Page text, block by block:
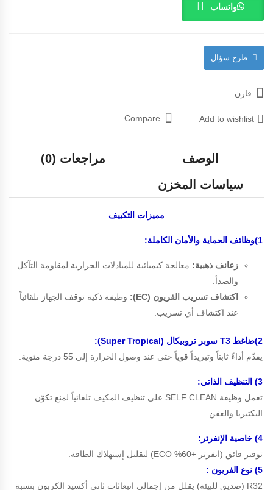
واتساب
طرح سؤال
قارن
Add to wishlist
Compare
الوصف
مراجعات (0)
سياسات المخزن
مميزات التكييف
1)وظائف الحماية والأمان الكاملة:
زعانف ذهبية: معالجة كيميائية للمبادلات الحرارية لمقاومة التآكل
والصدأ.
اكتشاف تسريب الفريون (EC):
وظيفة ذكية توقف الجهاز تلقائياً
عند اكتشاف أي تسريب.
2)ضاغط T3 سوبر تروبيكال (Super Tropical):
يقدّم أداءً ثابتاً وتبريداً قوياً حتى عند وصول الحرارة إلى 55 درجة مئوية.
3) التنظيف الذاتي:
تعمل وظيفة SELF CLEAN على تنظيف المكيف تلقائياً لمنع تكوّن
البكتيريا والعفن.
4) خاصية الإنفرتر:
توفير فائق (انفرتر +60% ECO) لتقليل إستهلاك الطاقة.
5) نوع الفريون :
R32 (صديق للبيئة) يقلل من إجمالي انبعاثات ثاني أكسيد الكربون بنسبة